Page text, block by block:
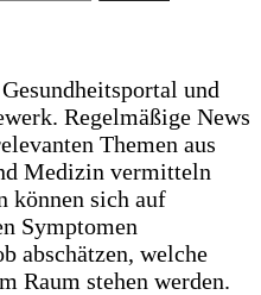
und
Regelmäßige News
Themen aus
Medizin vermitteln
können sich auf
Symptomen
abschätzen, welche
Raum stehen werden.